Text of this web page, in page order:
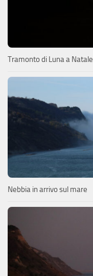
Tramonto di Luna a Natale
Nebbia in arrivo sul mare